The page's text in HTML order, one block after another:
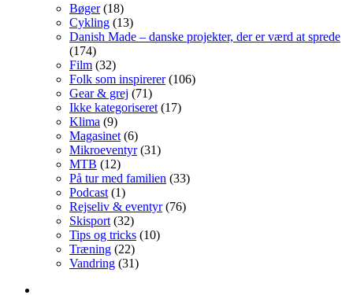
Bøger(18)
Cykling (13)
Danish Made – danske projekter, der er værd at sprede
(174)
Film (32)
Folk som inspirerer(106)
Gear & grej (71)
Ikke kategoriseret (17)
Klima (9)
Magasinet (6)
Mikroeventyr(31)
MTB (12)
På tur med familien (33)
Podcast (1)
Rejseliv & eventyr(76)
Skisport (32)
Tips og tricks (10)
Træning (22)
Vandring (31)